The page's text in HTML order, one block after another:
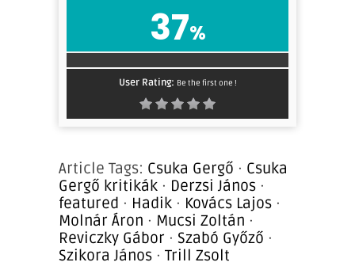
37%
User Rating: Be the first one !
Article Tags: Csuka Gergő · Csuka
Gergő kritikák · Derzsi János ·
featured · Hadik · Kovács Lajos ·
Molnár Áron · Mucsi Zoltán ·
Reviczky Gábor · Szabó Győző ·
Szikora János · Trill Zsolt